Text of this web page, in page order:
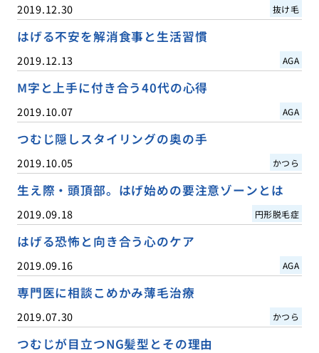
2019.12.30 抜け毛
はげる不安を解消食事と生活習慣
2019.12.13 AGA
M字と上手に付き合う40代の心得
2019.10.07 AGA
つむじ隠しスタイリングの奥の手
2019.10.05 かつら
生え際・頭頂部。はげ始めの要注意ゾーンとは
2019.09.18 円形脱毛症
はげる恐怖と向き合う心のケア
2019.09.16 AGA
専門医に相談こめかみ薄毛治療
2019.07.30 かつら
つむじが目立つNG髪型とその理由